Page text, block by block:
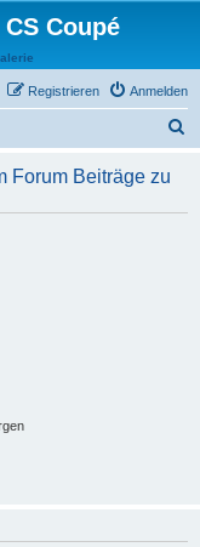
Coupé
Anmelden
Registrieren
h
Forum Beiträge zu